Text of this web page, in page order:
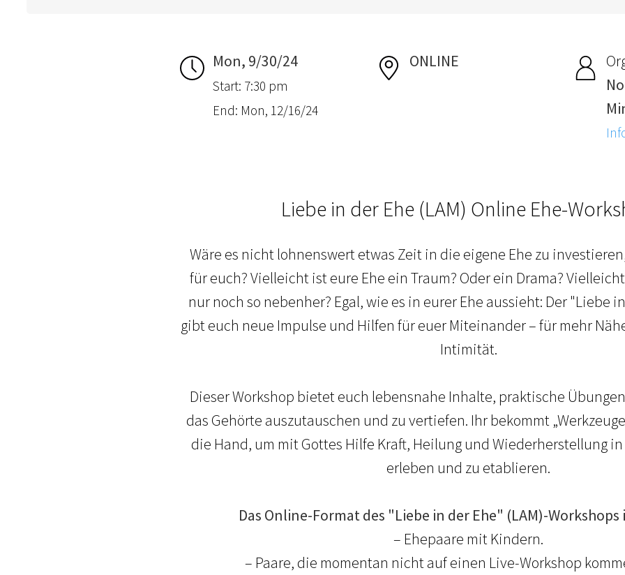
Mon, 9/30/24
Start: 7:30 pm
End: Mon, 12/16/24
ONLINE
Liebe in der Ehe (LAM) Online Ehe-
Wäre es nicht lohnenswert etwas Zeit in die eigene Ehe zu
für euch? Vielleicht ist eure Ehe ein Traum? Oder ein Drama?
nur noch so nebenher? Egal, wie es in eurer Ehe aussieht: Der "Liebe
gibt euch neue Impulse und Hilfen für euer Miteinander – für mehr
Intimität.
Dieser Workshop bietet euch lebensnahe Inhalte, praktische
das Gehörte auszutauschen und zu vertiefen. Ihr bekommt
die Hand, um mit Gottes Hilfe Kraft, Heilung und Wiederherstellung
erleben und zu etablieren.
Das Online-Format des "Liebe in der Ehe" (LAM)-
– Ehepaare mit Kindern.
– Paare, die momentan nicht auf einen Live-Workshop